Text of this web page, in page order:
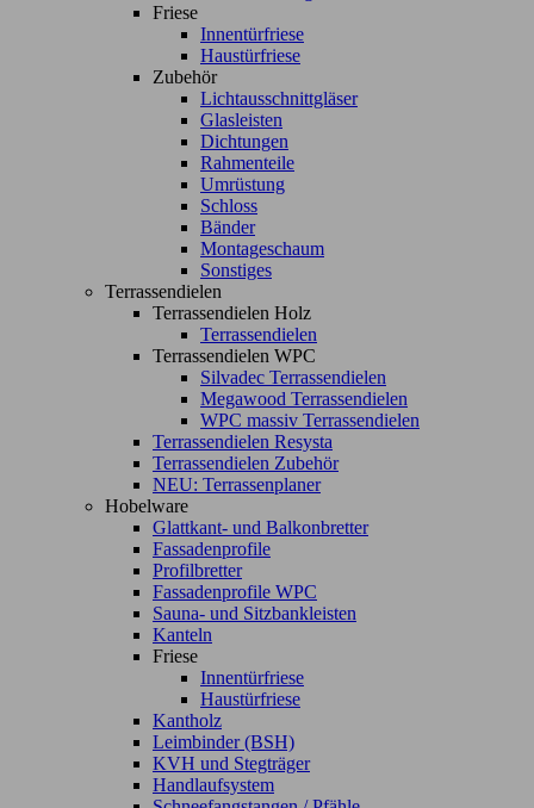
Friese
Innentürfriese
Haustürfriese
Zubehör
Lichtausschnittgläser
Glasleisten
Dichtungen
Rahmenteile
Umrüstung
Schloss
Bänder
Montageschaum
Sonstiges
Terrassendielen
Terrassendielen Holz
Terrassendielen
Terrassendielen WPC
Silvadec Terrassendielen
Megawood Terrassendielen
WPC massiv Terrassendielen
Terrassendielen Resysta
Terrassendielen Zubehör
NEU: Terrassenplaner
Hobelware
Glattkant- und Balkonbretter
Fassadenprofile
Profilbretter
Fassadenprofile WPC
Sauna- und Sitzbankleisten
Kanteln
Friese
Innentürfriese
Haustürfriese
Kantholz
Leimbinder (BSH)
KVH und Stegträger
Handlaufsystem